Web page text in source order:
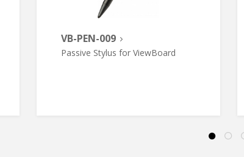
VB-PEN-009
Passive Stylus for ViewBoard